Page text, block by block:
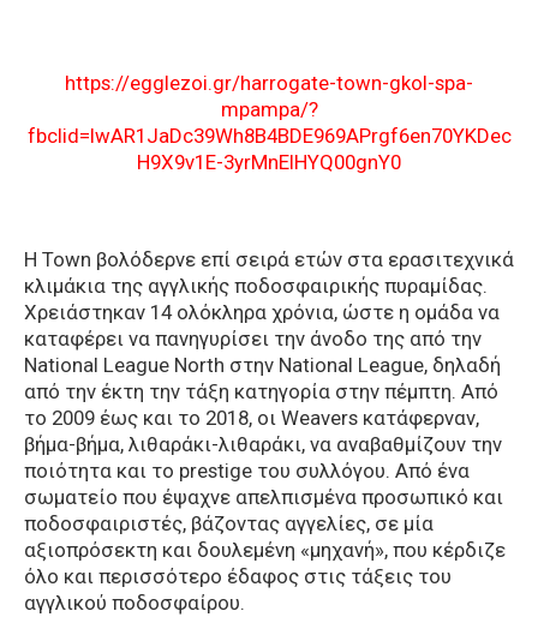
https://egglezoi.gr/harrogate-town-gkol-spa-
mpampa/?
fbclid=IwAR1JaDc39Wh8B4BDE969APrgf6en70YKDec
H9X9v1E-3yrMnElHYQ00gnY0
Η Town βολόδερνε επί σειρά ετών στα ερασιτεχνικά
κλιμάκια της αγγλικής ποδοσφαιρικής πυραμίδας.
Χρειάστηκαν 14 ολόκληρα χρόνια, ώστε η ομάδα να
καταφέρει να πανηγυρίσει την άνοδο της από την
National League North στην National League, δηλαδή
από την έκτη την τάξη κατηγορία στην πέμπτη. Από
το 2009 έως και το 2018, οι Weavers κατάφερναν,
βήμα-βήμα, λιθαράκι-λιθαράκι, να αναβαθμίζουν την
ποιότητα και το prestige του συλλόγου. Από ένα
σωματείο που έψαχνε απελπισμένα προσωπικό και
ποδοσφαιριστές, βάζοντας αγγελίες, σε μία
αξιοπρόσεκτη και δουλεμένη «μηχανή», που κέρδιζε
όλο και περισσότερο έδαφος στις τάξεις του
αγγλικού ποδοσφαίρου.